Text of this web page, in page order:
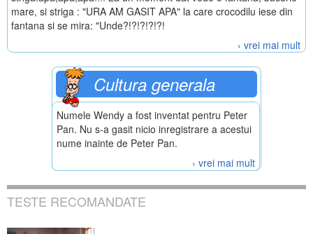
mare, si striga : "URA AM GASIT APA" la care crocodilu iese din
fantana si se mira: "Unde?!?!?!?!?!
› vrei mai mult
Cultura generala
Numele Wendy a fost inventat pentru Peter
Pan. Nu s-a gasit nicio inregistrare a acestui
nume inainte de Peter Pan.
› vrei mai mult
TESTE RECOMANDATE